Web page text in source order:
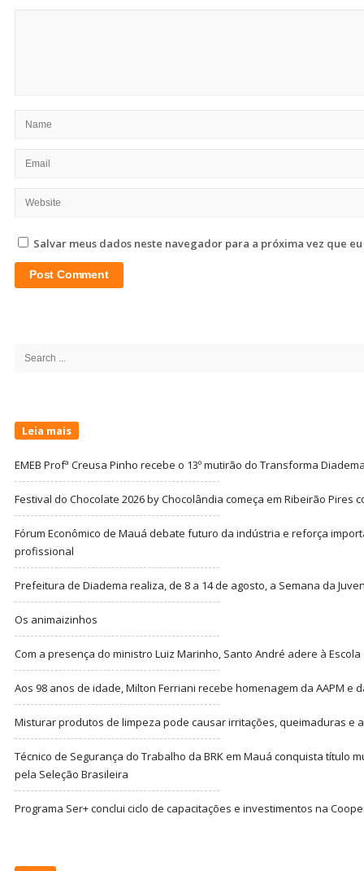
Salvar meus dados neste navegador para a próxima vez que
Search
Leia mais
EMEB Profª Creusa Pinho recebe o 13º mutirão do Transforma
Festival do Chocolate 2026 by Chocolândia começa em Ribeirão Pires
Fórum Econômico de Mauá debate futuro da indústria e reforça
profissional
Prefeitura de Diadema realiza, de 8 a 14 de agosto, a Semana da
Os animaizinhos
Com a presença do ministro Luiz Marinho, Santo André adere à
Aos 98 anos de idade, Milton Ferriani recebe homenagem da AAPM e
Misturar produtos de limpeza pode causar irritações, queimaduras e
Técnico de Segurança do Trabalho da BRK em Mauá conquista título
pela Seleção Brasileira
Programa Ser+ conclui ciclo de capacitações e investimentos na